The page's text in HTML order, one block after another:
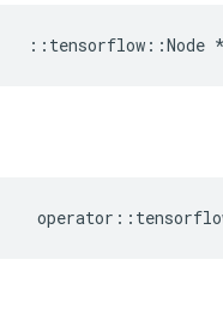
:: tensorflow ::Node *
operator ::